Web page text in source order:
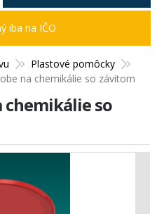
Plastové pomôcky
na chemikálie so závitom
chemikálie so
iba na IČO